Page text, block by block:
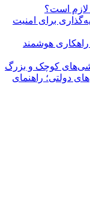
است؟
برای امنیت
هوشمند
کوچک و بزرگ
دولتی؛ راهنمای